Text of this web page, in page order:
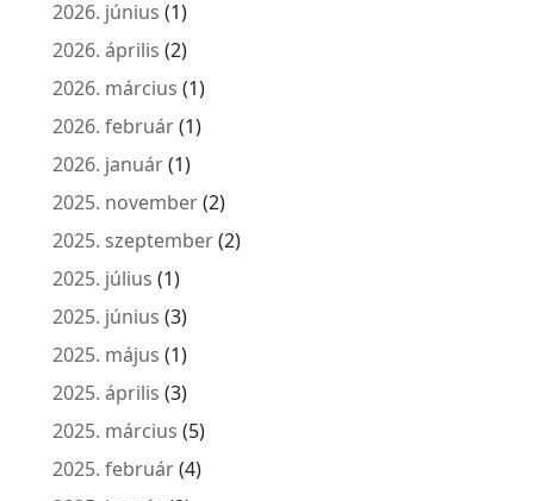
2026. június (1)
2026. április (2)
2026. március (1)
2026. február(1)
2026. január(1)
2025. november(2)
2025. szeptember(2)
2025. július (1)
2025. június (3)
2025. május (1)
2025. április (3)
2025. március (5)
2025. február(4)